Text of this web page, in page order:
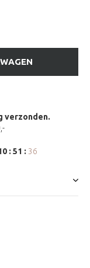
verzonden.
: 51 : 35